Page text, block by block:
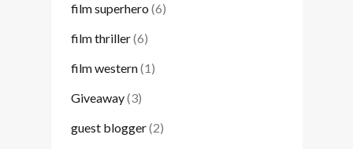
film superhero (6)
film thriller(6)
film western(1)
Giveaway(3)
guest blogger(2)